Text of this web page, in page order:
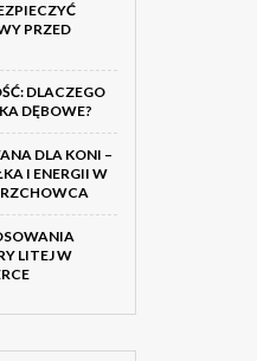
PRZED
DLACZEGO
DĘBOWE?
DLA KONI –
I ENERGII W
LITEJ W